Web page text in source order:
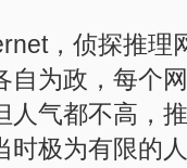
，侦探推理
自为政，每个
人气都不高，
时极为有限的